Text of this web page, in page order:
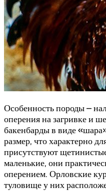
Особенность породы –
оперения на загривке и
бакенбарды в виде
размер, что характерно
присутствуют
маленькие, они
оперением. Орловские
туловище у них